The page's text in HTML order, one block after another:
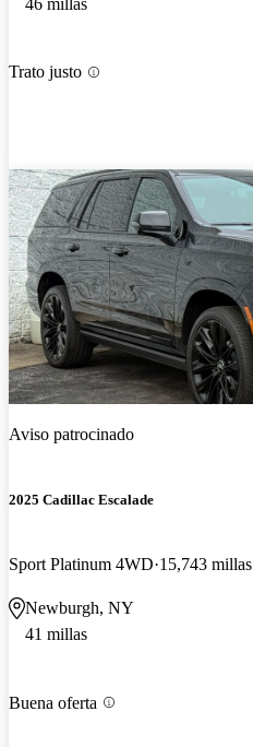
Trato justo
Aviso patrocinado
2025 Cadillac Escalade
Sport Platinum 4WD 15,743 millas
Newburgh, NY
41 millas
Buena oferta